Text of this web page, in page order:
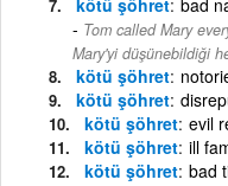
Tom called Mary
Mary'yi düşünebildiği
kötü şöhret
kötü şöhret
kötü şöhret evil
kötü şöhret ill
kötü şöhret bad